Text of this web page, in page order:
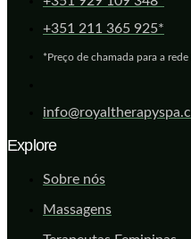
+351 211 365 925*
*Preço de chamada para a
Explore
Sobre nós
Massagens